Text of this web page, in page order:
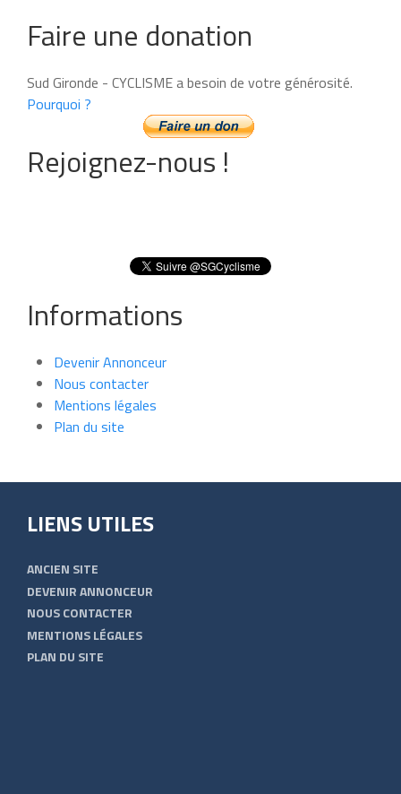
Faire une donation
Sud Gironde - CYCLISME a besoin de votre générosité.
Pourquoi ?
Rejoignez-nous !
Informations
Devenir Annonceur
Nous contacter
Mentions légales
Plan du site
LIENS UTILES
ANCIEN SITE
DEVENIR ANNONCEUR
NOUS CONTACTER
MENTIONS LÉGALES
PLAN DU SITE